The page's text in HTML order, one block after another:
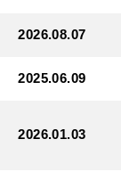
2026.08.07
2025.06.09
2026.01.03